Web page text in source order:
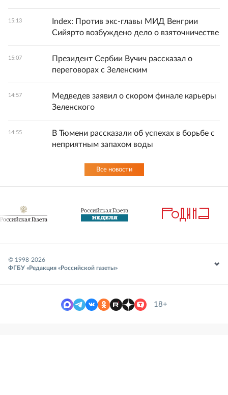
15:13
Index: Против экс-главы МИД Венгрии
Сийярто возбуждено дело о взяточничестве
15:07
Президент Сербии Вучич рассказал о
переговорах с Зеленским
14:57
Медведев заявил о скором финале карьеры
Зеленского
14:55
В Тюмени рассказали об успехах в борьбе с
неприятным запахом воды
Все новости
© 1998-2026
ФГБУ «Редакция «Российской газеты»
18+